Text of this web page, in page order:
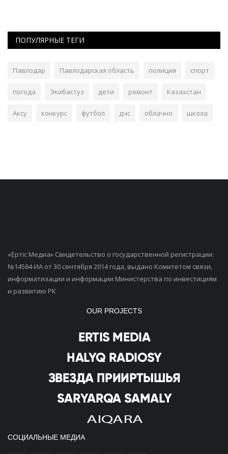
ПОПУЛЯРНЫЕ ТЕГИ
Павлодар Павлодарская область полиция спорт
погода Экибастуз дети ремонт Казахстан
Аксу конкурс футбол дчс облачно школа
«Ертiс Медиа» Свидетельство о государственной регистрации:
№14564-ИА от 30 сентября 2014 года, выдано Комитетом связи,
информатизации и информации Министерства по инвестициям
и развитию РК
OUR PROJECTS
СОЦИАЛЬНЫЕ МЕДИА